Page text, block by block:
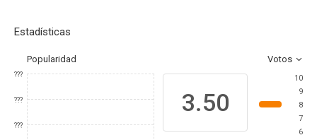
Estadísticas
Popularidad Votos
???
???
???
3.50
10
9
8
7
6